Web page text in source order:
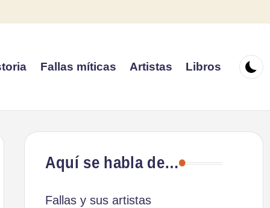
Fallas míticas Artistas Libros
Aquí se habla de…
Fallas y sus artistas